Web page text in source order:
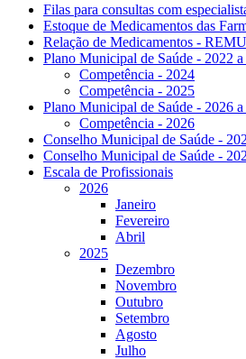
Filas para consultas com
Estoque de Medicamentos das
Relação de Medicamentos -
Plano Municipal de Saúde - 2022
Competência - 2024
Competência - 2025
Plano Municipal de Saúde - 2026
Competência - 2026
Conselho Municipal de Saúde -
Conselho Municipal de Saúde -
Escala de Profissionais
2026
Janeiro
Fevereiro
Abril
2025
Dezembro
Novembro
Outubro
Setembro
Agosto
Julho